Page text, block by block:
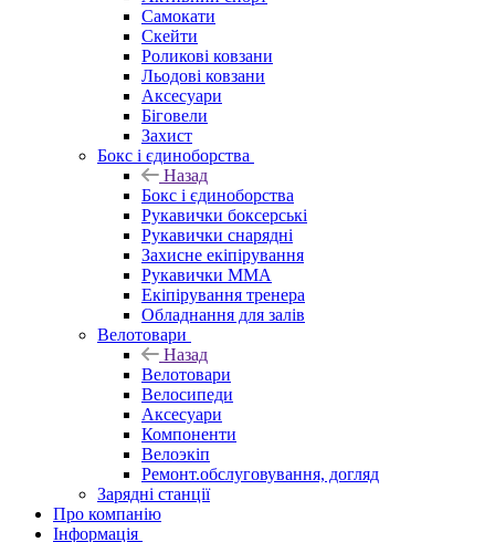
Самокати
Скейти
Роликові ковзани
Льодові ковзани
Аксесуари
Біговели
Захист
Бокс і єдиноборства
Назад
Бокс і єдиноборства
Рукавички боксерські
Рукавички снарядні
Захисне екіпірування
Рукавички ММА
Екіпірування тренера
Обладнання для залів
Велотовари
Назад
Велотовари
Велосипеди
Аксесуари
Компоненти
Велоэкіп
Ремонт.обслуговування, догляд
Зарядні станції
Про компанію
Інформація